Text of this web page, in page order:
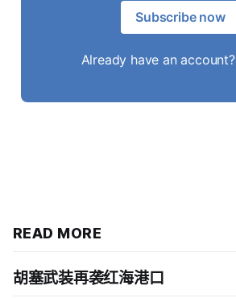
Subscribe now
Already have an account?
READ MORE
胡塞武装再袭红海港口